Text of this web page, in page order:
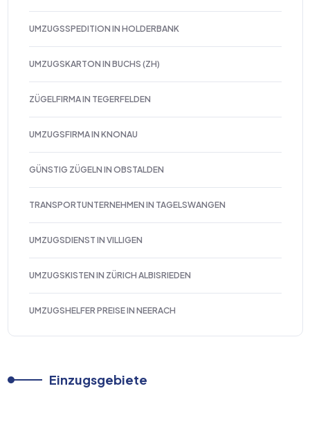
UMZUGSSPEDITION IN HOLDERBANK
UMZUGSKARTON IN BUCHS (ZH)
ZÜGELFIRMA IN TEGERFELDEN
UMZUGSFIRMA IN KNONAU
GÜNSTIG ZÜGELN IN OBSTALDEN
TRANSPORTUNTERNEHMEN IN TAGELSWANGEN
UMZUGSDIENST IN VILLIGEN
UMZUGSKISTEN IN ZÜRICH ALBISRIEDEN
UMZUGSHELFER PREISE IN NEERACH
Einzugsgebiete